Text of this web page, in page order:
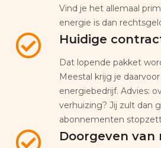
Vind je het allemaal
energie is dan
Huidige
Dat lopende pakket
Meestal krijg je
energiebedrijf. Advies:
verhuizing? Jij zult dan
abonnementen
Doorgeven